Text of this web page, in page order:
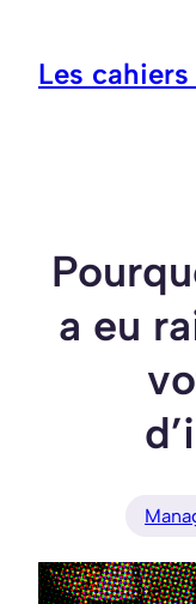
contenu
Les
a eu